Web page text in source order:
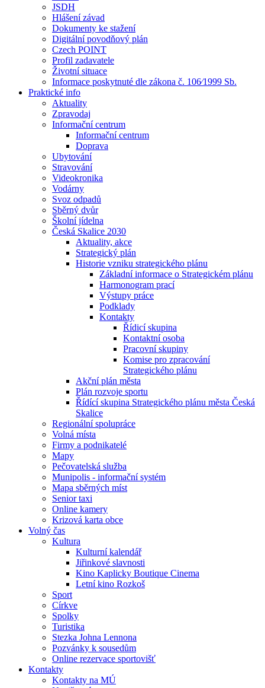
JSDH
Hlášení závad
Dokumenty ke stažení
Digitální povodňový plán
Czech POINT
Profil zadavatele
Životní situace
Informace poskytnuté dle zákona č. 106⁄1999 Sb.
Praktické info
Aktuality
Zpravodaj
Informační centrum
Informační centrum
Doprava
Ubytování
Stravování
Videokronika
Vodárny
Svoz odpadů
Sběrný dvůr
Školní jídelna
Česká Skalice 2030
Aktuality, akce
Strategický plán
Historie vzniku strategického plánu
Základní informace o Strategickém plánu
Harmonogram prací
Výstupy práce
Podklady
Kontakty
Řídicí skupina
Kontaktní osoba
Pracovní skupiny
Komise pro zpracování
Strategického plánu
Akční plán města
Plán rozvoje sportu
Řídící skupina Strategického plánu města Česká
Skalice
Regionální spolupráce
Volná místa
Firmy a podnikatelé
Mapy
Pečovatelská služba
Munipolis - informační systém
Mapa sběrných míst
Senior taxi
Online kamery
Krizová karta obce
Volný čas
Kultura
Kulturní kalendář
Jiřinkové slavnosti
Kino Kaplicky Boutique Cinema
Letní kino Rozkoš
Sport
Církve
Spolky
Turistika
Stezka Johna Lennona
Pozvánky k sousedům
Online rezervace sportovišť
Kontakty
Kontakty na MÚ